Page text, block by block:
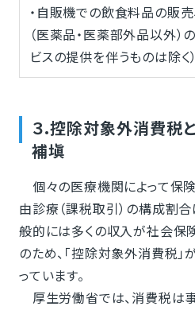
・自販機での飲食料品の販
（医薬品・医薬部外品以外）
ビスの提供を伴うものは除く
３.控除対象外消費税
補塡
個々の医療機関によって保
由診療（課税取引）の構成割合
般的には多くの収入が社会保
のため、「控除対象外消費税」
っています。
厚生労働省では、消費税は